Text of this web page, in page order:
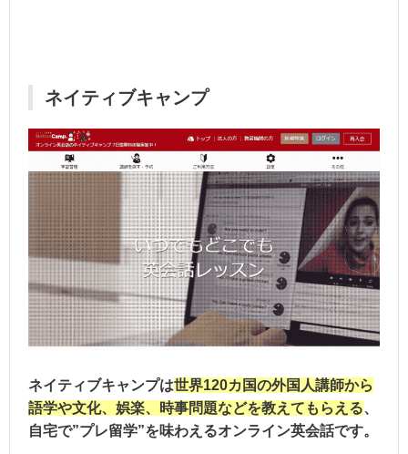
ネイティブキャンプ
ネイティブキャンプは世界120カ国の外国人講師から
語学や文化、娯楽、時事問題などを教えてもらえる、
自宅で”プレ留学”を味わえるオンライン英会話です。